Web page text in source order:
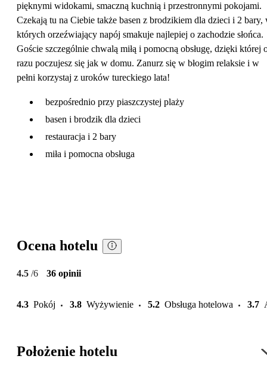
pięknymi widokami, smaczną kuchnią i przestronnymi pokojami.
Czekają tu na Ciebie także basen z brodzikiem dla dzieci i 2 bary,
których orzeźwiający napój smakuje najlepiej o zachodzie słońca.
Goście szczególnie chwalą miłą i pomocną obsługę, dzięki której
razu poczujesz się jak w domu. Zanurz się w błogim relaksie i w
pełni korzystaj z uroków tureckiego lata!
bezpośrednio przy piaszczystej plaży
basen i brodzik dla dzieci
restauracja i 2 bary
miła i pomocna obsługa
Ocena hotelu
4.5 /6 36 opinii
4.3 Pokój 3.8 Wyżywienie 5.2 Obsługa hotelowa 3.7
Położenie hotelu